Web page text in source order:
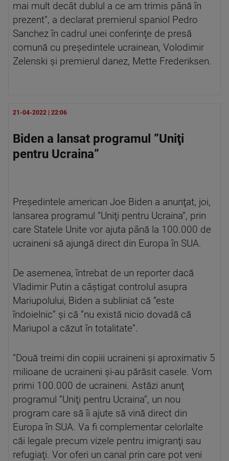
mai mult decât dublul a ce am trimis până în
prezent”, a declarat premierul spaniol Pedro
Sanchez în cadrul unei conferinţe de presă
comună cu preşedintele ucrainean, Volodimir
Zelenski şi premierul danez, Mette Frederiksen.
21-04-2022 | 22:06
Biden a lansat programul ”Uniţi
pentru Ucraina”
Preşedintele american Joe Biden a anunţat, joi,
lansarea programul ”Uniţi pentru Ucraina”, prin
care Statele Unite vor ajuta până la 100.000 de
ucraineni să ajungă direct din Europa în SUA.
De asemenea, întrebat de un reporter dacă
Vladimir Putin a câştigat controlul asupra
Mariupolului, Biden a subliniat că ”este
îndoielnic” şi că ”nu există nicio dovadă că
Mariupol a căzut în totalitate”.
”Două treimi din copiii ucraineni şi aproximativ 5
milioane de ucraineni şi-au părăsit casele. Vom
primi 100.000 de ucraineni. Astăzi anunţ
programul ”Uniţi pentru Ucraina”, un nou
program care să îi ajute să vină direct din
Europa în SUA. Va fi complementar celorlalte
căi legale precum vizele pentru imigranţi sau
refugiaţi. Vor oferi un canal prin care pot veni